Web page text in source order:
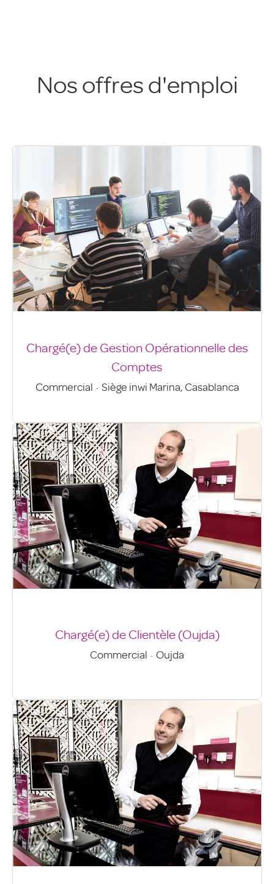
Nos offres d'emploi
Chargé(e) de Gestion Opérationnelle des
Comptes
Commercial · Siège inwi Marina, Casablanca
Chargé(e) de Clientèle (Oujda)
Commercial · Oujda